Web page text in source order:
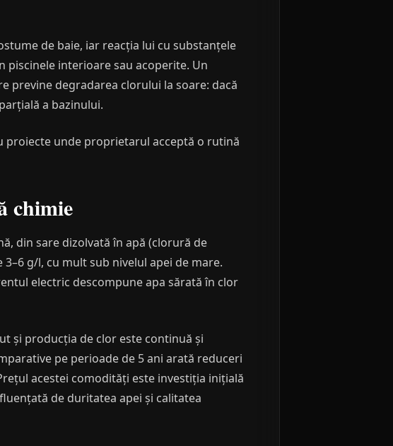
de baie, iar reacția lui cu substanțele
interioare sau acoperite. Un
previne degradarea clorului la soare: dacă
a bazinului.
proiecte unde proprietarul acceptă o rutină
chimie
din sare dizolvată în apă (clorură de
g/l, cu mult sub nivelul apei de mare.
electric descompune apa sărată în clor
și producția de clor este continuă și
pe perioade de 5 ani arată reduceri
acestei comodități este investiția inițială
de duritatea apei și calitatea